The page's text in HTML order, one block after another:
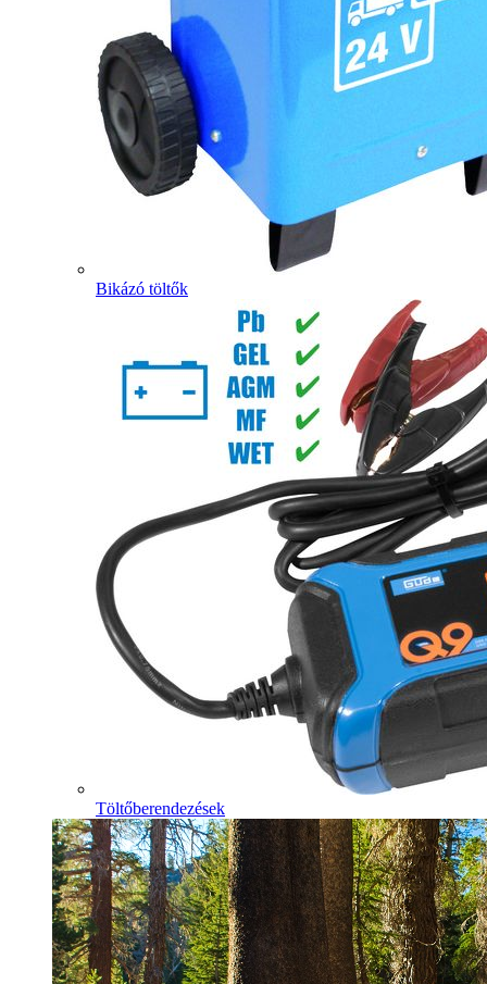
Bikázó töltők
Töltőberendezések